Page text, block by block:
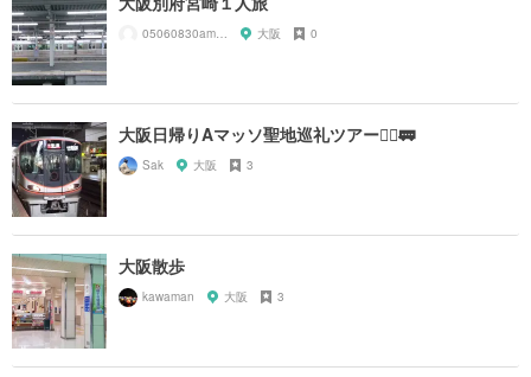
05060830amnos 大阪 0
大阪日帰りAマッソ聖地巡礼ツアー🚶‍♂️🚃
Sak 大阪 3
大阪散歩
kawaman 大阪 3